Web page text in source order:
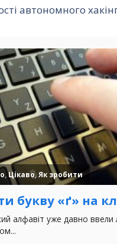
автономного